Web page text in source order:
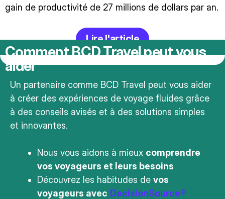
gain de productivité de 27 millions de dollars par an.
Lire l'article
Comment BCD Travel peut vous
aider
Un partenaire comme BCD Travel peut vous aider
à créer des expériences de voyage fluides grâce
à des conseils avisés et à des solutions simples
et innovantes.
Nous vous aidons à mieux comprendre
vos voyageurs et leurs besoins
Découvrez les habitudes de vos
voyageurs avec DecisionSource®